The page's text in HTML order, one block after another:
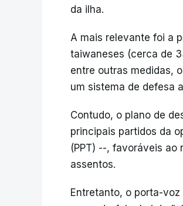
da ilha.
A mais relevante foi a
taiwaneses (cerca de
entre outras medidas,
um sistema de defesa
Contudo, o plano de
principais partidos da
(PPT) --, favoráveis ao
assentos.
Entretanto, o porta-